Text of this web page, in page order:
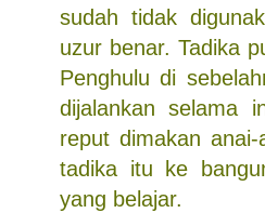
sudah tidak
uzur benar. Tadika
Penghulu di
dijalankan selama
reput dimakan
tadika itu ke
yang belajar.